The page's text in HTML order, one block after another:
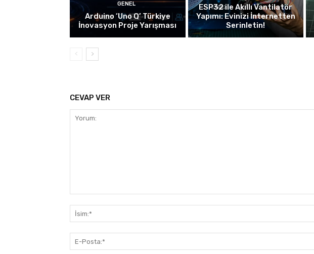
GENEL
Arduino ‘Uno Q’ Türkiye
İnovasyon Proje Yarışması
ESP32 ile Akıllı Vantilatör
Yapımı: Evinizi İnternetten
Serinletin!
CEVAP VER